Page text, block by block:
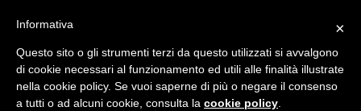
×
Informativa
Questo sito o gli strumenti terzi da questo utilizzati si avvalgono
di cookie necessari al funzionamento ed utili alle finalità illustrate
nella cookie policy. Se vuoi saperne di più o negare il consenso
a tutti o ad alcuni cookie, consulta la cookie policy.